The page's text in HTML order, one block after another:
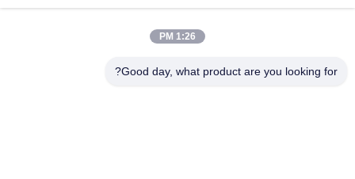
لأنظمة الأنابيب العالية والحالات العمل الصناعية
90 درجة إمرأة حضرت أنابيب الألومنيوم المشتركة الصب الصب ذراع
1:26 PM
Good day, what product are you looking for?